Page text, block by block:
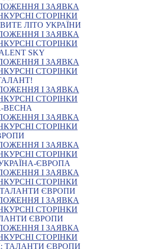
І ЗАЯВКА
СТОРІНКИ
ЛІТО УКРАЇНИ
І ЗАЯВКА
СТОРІНКИ
SKY
І ЗАЯВКА
СТОРІНКИ
І ЗАЯВКА
СТОРІНКИ
ВЕСНА
І ЗАЯВКА
СТОРІНКИ
І ЗАЯВКА
СТОРІНКИ
УКРАЇНА-ЄВРОПА
І ЗАЯВКА
СТОРІНКИ
ЄВРОПИ
І ЗАЯВКА
СТОРІНКИ
ЄВРОПИ
І ЗАЯВКА
СТОРІНКИ
ТАЛАНТИ ЄВРОПИ